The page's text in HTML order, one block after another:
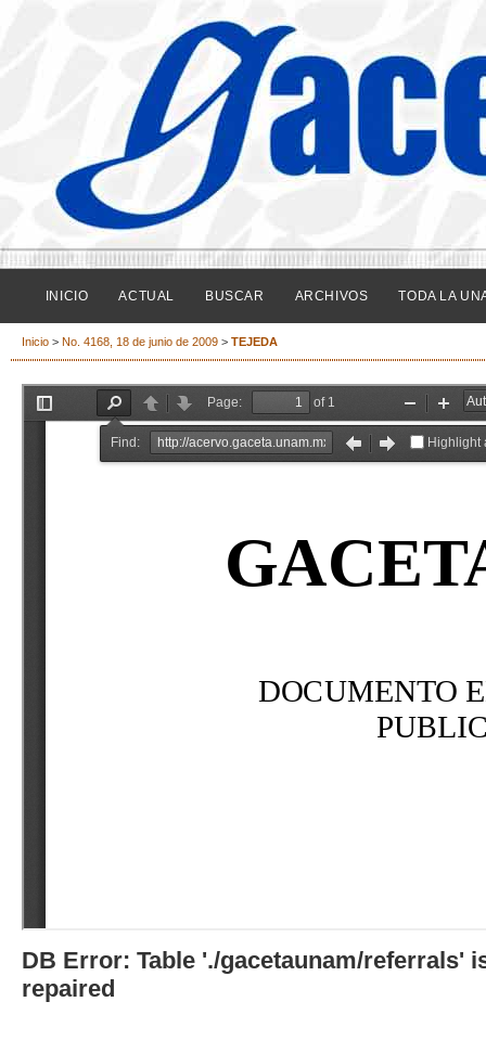
INICIO ACTUAL BUSCAR ARCHIVOS TODA LA
Inicio > No. 4168, 18 de junio de 2009 > TEJEDA
DB Error: Table './gacetaunam/referrals'
repaired